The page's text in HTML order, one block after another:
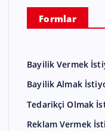
Formlar
Bayilik Vermek
Bayilik Almak
Tedarikçi Olmak
Reklam Vermek